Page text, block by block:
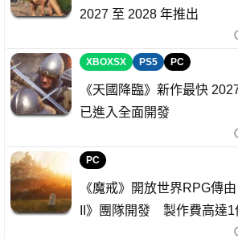
2027 至 2028 年推出
XBOXSX PS5 PC
《天國降臨》新作最快
已進入全面開發
PC
《魔戒》開放世界RPG傳
II》團隊開發 製作費高達